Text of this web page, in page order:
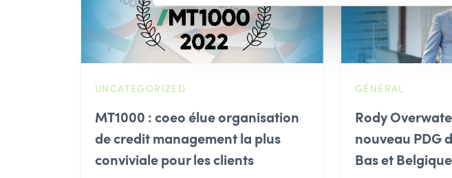
UNCATEGORIZED
MT1000 : coeo élue organisation
de credit management la plus
conviviale pour les clients
GÉNÉRAL
Rody
nouveau PDG
Bas et Belgique